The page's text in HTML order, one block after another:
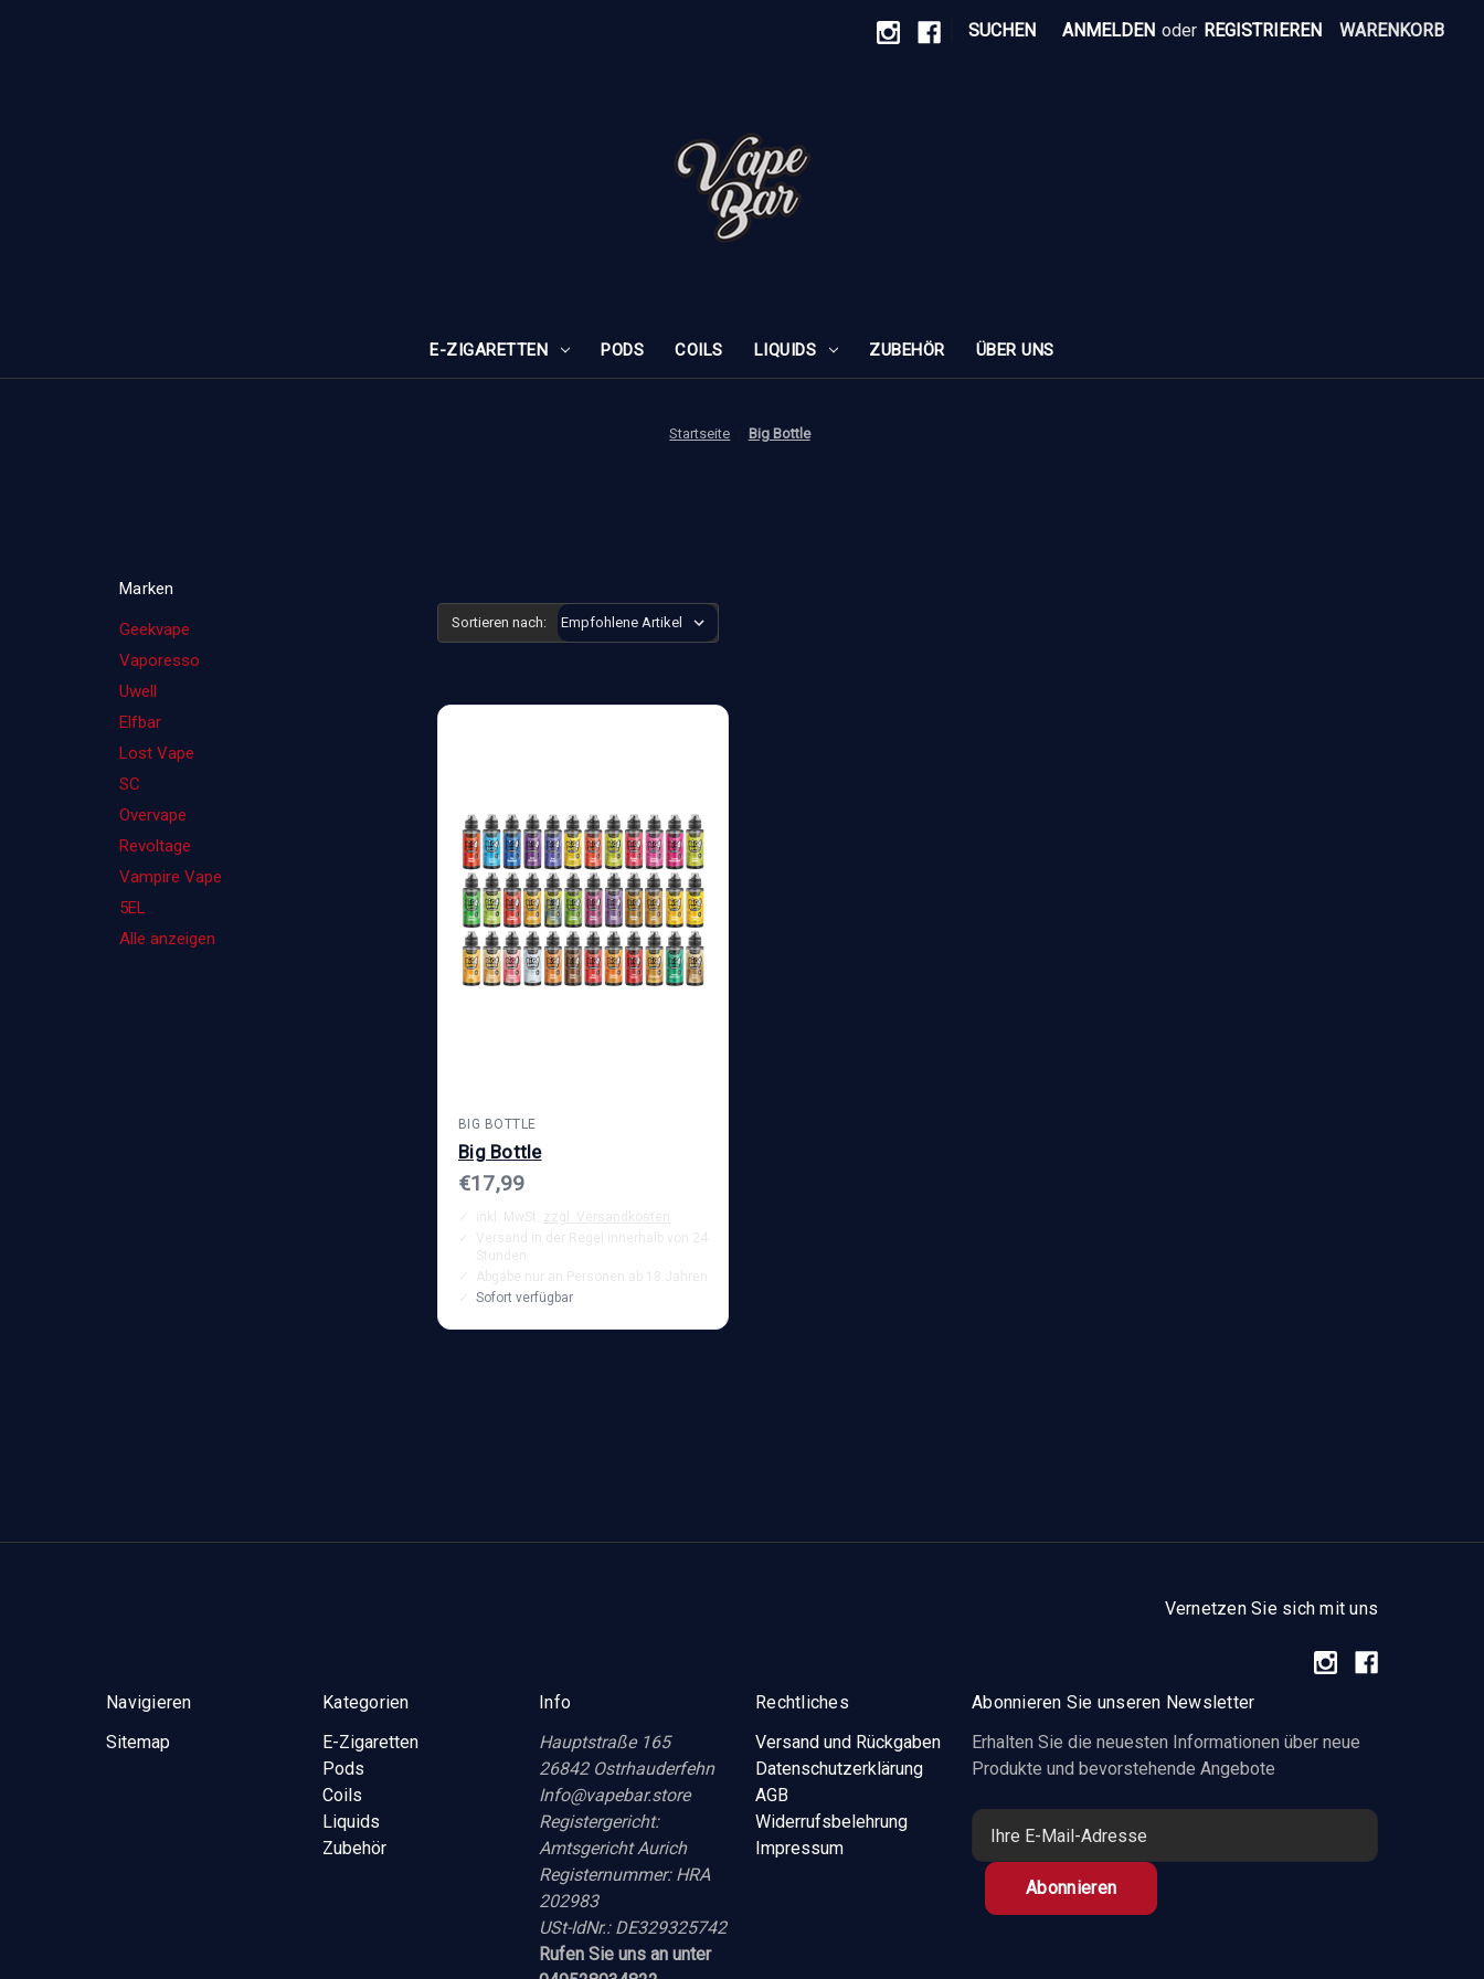
SUCHEN ANMELDEN oder REGISTRIEREN WARENKORB
E-ZIGARETTEN PODS COILS LIQUIDS ZUBEHÖR ÜBER UNS
Startseite Big Bottle
Marken
Geekvape
Vaporesso
Uwell
Elfbar
Lost Vape
SC
Overvape
Revoltage
Vampire Vape
5EL
Alle anzeigen
Sortieren nach:
BIG BOTTLE
Big Bottle
€17,99
Sofort verfügbar
Vernetzen Sie sich mit uns
Navigieren
Sitemap
Kategorien
E-Zigaretten
Pods
Coils
Liquids
Zubehör
Info
Hauptstraße 165
26842 Ostrhauderfehn
Info@vapebar.store
Registergericht:
Amtsgericht Aurich
Registernummer: HRA
202983
USt-IdNr.: DE329325742
Rufen Sie uns an unter
Rechtliches
Versand und Rückgaben
Datenschutzerklärung
AGB
Widerrufsbelehrung
Impressum
Abonnieren Sie unseren Newsletter
Erhalten Sie die neuesten Informationen über neue
Produkte und bevorstehende Angebote
E
M